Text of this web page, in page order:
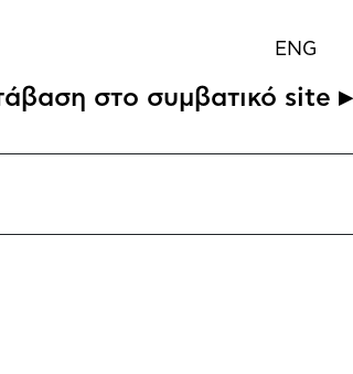
ENG
στο συμβατικό site ▸